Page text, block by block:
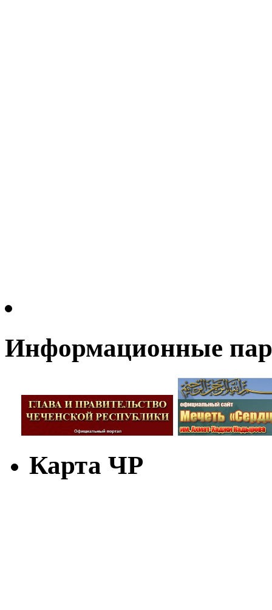
Информационные
Карта ЧР